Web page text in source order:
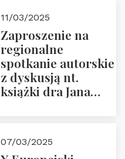
i prof.
Krasnodębski
11/03/2025
Zaproszenie na
regionalne
spotkanie autorskie
z dyskusją nt.
książki dra Jana
07/03/2025